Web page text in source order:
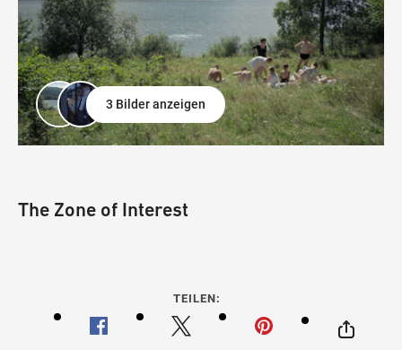
3 Bilder anzeigen
The Zone of Interest
TEILEN: